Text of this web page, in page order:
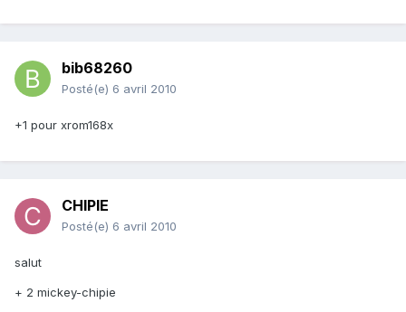
bib68260
Posté(e) 6 avril 2010
+1 pour xrom168x
CHIPIE
Posté(e) 6 avril 2010
salut
+ 2 mickey-chipie